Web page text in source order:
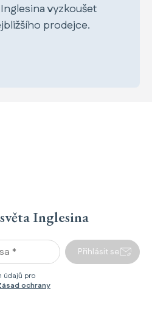
vyzkoušet
prodejce.
Inglesina
*
údajů pro
ochrany
Přihlásit se